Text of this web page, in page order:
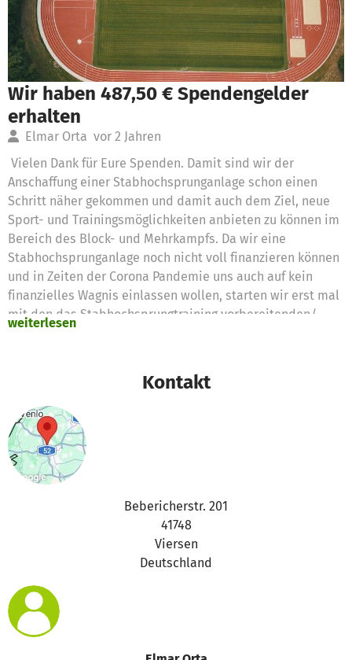
Wir haben 487,50 € Spendengelder
erhalten
Elmar Orta vor 2 Jahren
Vielen Dank für Eure Spenden. Damit sind wir der
Anschaffung einer Stabhochsprunganlage schon einen
Schritt näher gekommen und damit auch dem Ziel, neue
Sport- und Trainingsmöglichkeiten anbieten zu können im
Bereich des Block- und Mehrkampfs. Da wir eine
Stabhochsprunganlage noch nicht voll finanzieren können
und in Zeiten der Corona Pandemie uns auch auf kein
finanzielles Wagnis einlassen wollen, starten wir erst mal
mit den das Stabhochsprungtraining vorbereitenden/
weiterlesen
Kontakt
Bebericherstr. 201
41748
Viersen
Deutschland